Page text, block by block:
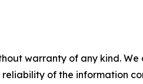
warranty of any kind.
of the information